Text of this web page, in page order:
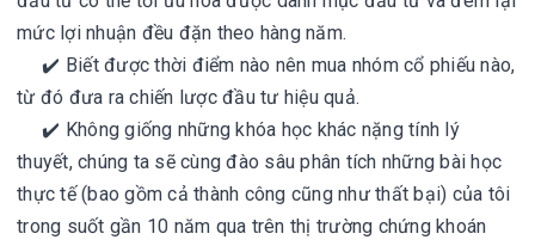
mức lợi nhuận đều đặn theo hàng năm.
✔️ Biết được thời điểm nào nên mua nhóm cổ phiếu nào,
từ đó đưa ra chiến lược đầu tư hiệu quả.
✔️ Không giống những khóa học khác nặng tính lý
thuyết, chúng ta sẽ cùng đào sâu phân tích những bài học
thực tế (bao gồm cả thành công cũng như thất bại) của tôi
trong suốt gần 10 năm qua trên thị trường chứng khoán